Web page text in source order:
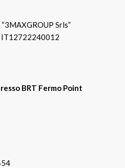
Srls”
BRT Fermo Point